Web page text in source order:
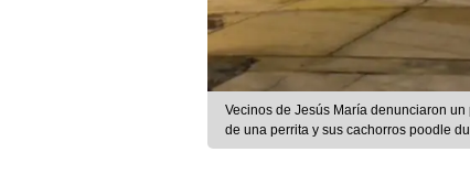
Vecinos de Jesús María denunciaron
de una perrita y sus cachorros poodle